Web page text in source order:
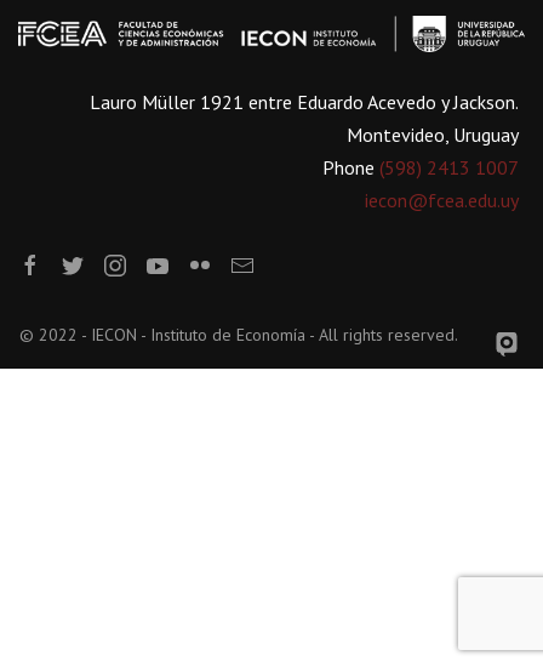
Lauro Müller 1921 entre Eduardo Acevedo y Jackson.
Montevideo, Uruguay
Phone (598) 2413 1007
iecon@fcea.edu.uy
© 2022 - IECON - Instituto de Economía - All rights reserved.